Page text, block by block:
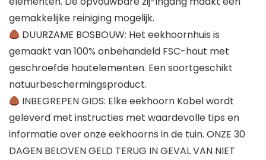
gemakkelijke reiniging mogelijk.
DUURZAME BOSBOUW: Het eekhoornhuis is
gemaakt van 100% onbehandeld FSC-hout met
geschroefde houtelementen. Een soortgeschikt
natuurbeschermingsproduct.
INBEGREPEN GIDS: Elke eekhoorn Kobel wordt
geleverd met instructies met waardevolle tips en
informatie over onze eekhoorns in de tuin. ONZE 30
DAGEN BELOVEN GELD TERUG IN GEVAL VAN NIET